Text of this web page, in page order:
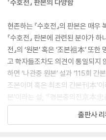
『수호전』 판본의 다양함
현존하는 『수호전』의 판본은 매
『수호전』 판본에 관련된 분야가
전』의 ‘원본’ 혹은 ‘조본祖本’ 또
고 학자들조차도 의견이 통일되지
하면 ‘나관중 원본’ 설과 ‘115회 간
조본이며 혹은 최초의 간본刊本’
본’이라는 설, ‘『경본충의전京本
문제 또한 현재까지도 학계에서는
출판사